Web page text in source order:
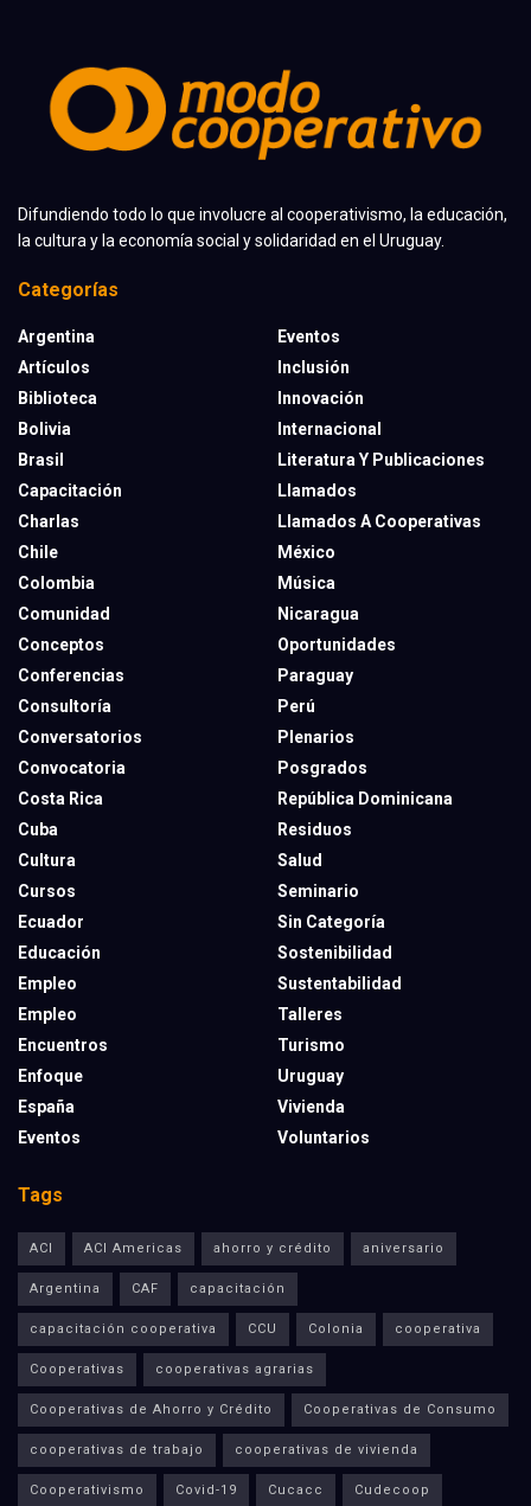
Difundiendo todo lo que involucre al cooperativismo, la educación,
la cultura y la economía social y solidaridad en el Uruguay.
Categorías
Argentina
Artículos
Biblioteca
Bolivia
Brasil
Capacitación
Charlas
Chile
Colombia
Comunidad
Conceptos
Conferencias
Consultoría
Conversatorios
Convocatoria
Costa Rica
Cuba
Cultura
Cursos
Ecuador
Educación
Empleo
Empleo
Encuentros
Enfoque
España
Eventos
Eventos
Inclusión
Innovación
Internacional
Literatura Y Publicaciones
Llamados
Llamados A Cooperativas
México
Música
Nicaragua
Oportunidades
Paraguay
Perú
Plenarios
Posgrados
República Dominicana
Residuos
Salud
Seminario
Sin Categoría
Sostenibilidad
Sustentabilidad
Talleres
Turismo
Uruguay
Vivienda
Voluntarios
Tags
ACI ACI Americas ahorro y crédito aniversario
Argentina CAF capacitación
capacitación cooperativa CCU Colonia cooperativa
Cooperativas cooperativas agrarias
Cooperativas de Ahorro y Crédito Cooperativas de Consumo
cooperativas de trabajo cooperativas de vivienda
Cooperativismo Covid-19 Cucacc Cudecoop